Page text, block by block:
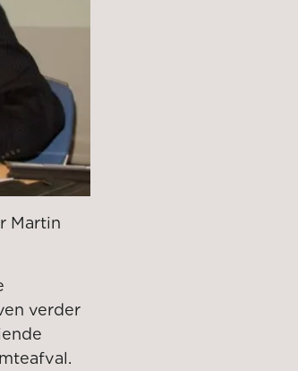
Martin
verder